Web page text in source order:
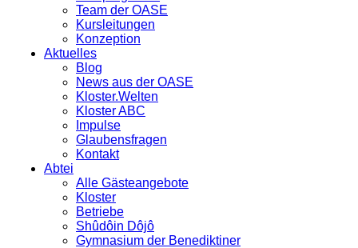
Team der OASE
Kursleitungen
Konzeption
Aktuelles
Blog
News aus der OASE
Kloster.Welten
Kloster ABC
Impulse
Glaubensfragen
Kontakt
Abtei
Alle Gästeangebote
Kloster
Betriebe
Shûdôin Dôjô
Gymnasium der Benediktiner